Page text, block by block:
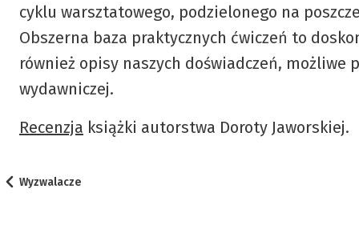
Statut
PTTB
About
szkolenie
KONFERENCJA
2026
więcej
wkrótce!
cyklu warsztatowego, podzielonego na
Obszerna baza praktycznych ćwiczeń to
również opisy naszych doświadczeń, możliwe
wydawniczej.
Recenzja książki autorstwa Doroty Jaworskiej.
Wyzwalacze